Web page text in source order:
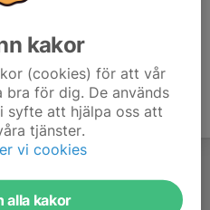
kakor
(cookies) för att vår
för dig. De används
syfte att hjälpa oss att
tjänster.
vi cookies
alla kakor